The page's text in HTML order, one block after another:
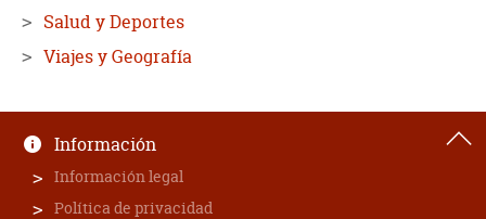
Salud y Deportes
Viajes y Geografía
Información
Información legal
Política de privacidad